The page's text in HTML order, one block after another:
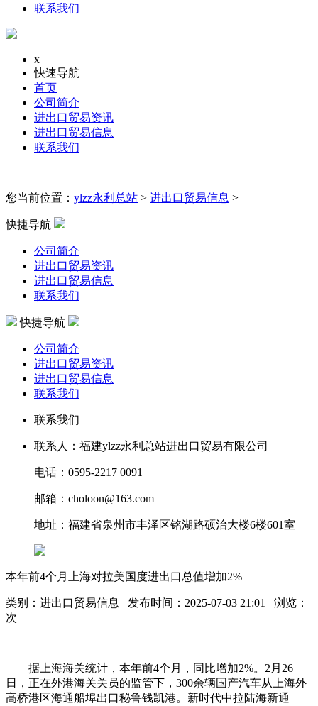
联系我们
x
快速导航
首页
公司简介
进出口贸易资讯
进出口贸易信息
联系我们
您当前位置： ylzz永利总站 > 进出口贸易信息 >
快捷导航
公司简介
进出口贸易资讯
进出口贸易信息
联系我们
快捷导航
公司简介
进出口贸易资讯
进出口贸易信息
联系我们
联系我们
联系人：福建ylzz永利总站进出口贸易有限公司
电话：0595-2217 0091
邮箱：choloon@163.com
地址：福建省泉州市丰泽区铭湖路硕治大楼6楼601室
本年前4个月上海对拉美国度进出口总值增加2%
类别：进出口贸易信息 发布时间：2025-07-03 21:01 浏览：
次
据上海海关统计，本年前4个月，同比增加2%。2月26
日，正在外港海关关员的监管下，300余辆国产汽车从上海外
高桥港区海通船埠出口秘鲁钱凯港。新时代中拉陆海新通